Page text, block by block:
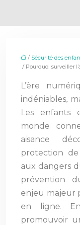
/ Sécurité des
/ Pourquoi surveiller
L’ère
indéniables,
Les enfants
monde
aisance
protection
aux dangers
prévention
enjeu majeur
en ligne.
promouvoir